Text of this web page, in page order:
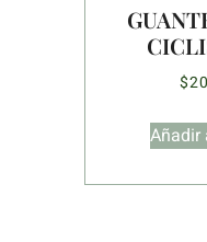
$
Añadir